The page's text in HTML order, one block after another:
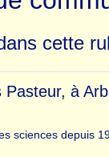
cette
à
sciences depuis